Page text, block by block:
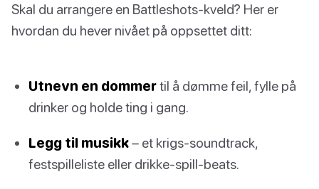
Skal du arrangere en Battleshots-kveld? Her er
hvordan du hever nivået på oppsettet ditt:
Utnevn en dommertil å dømme feil, fylle på
drinker og holde ting i gang.
Legg til musikk– et krigs-soundtrack,
festspilleliste eller drikke-spill-beats.